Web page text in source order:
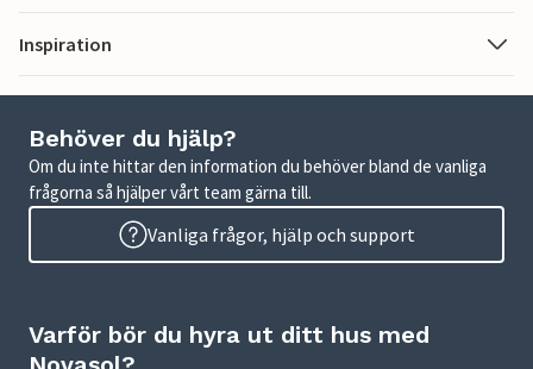
Inspiration
Behöver du hjälp?
Om du inte hittar den information du behöver bland de vanliga
frågorna så hjälper vårt team gärna till.
Vanliga frågor, hjälp och support
Varför bör du hyra ut ditt hus med